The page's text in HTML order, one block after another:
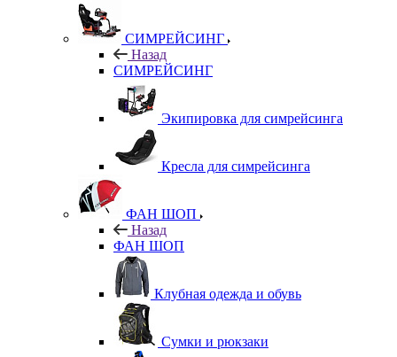
СИМРЕЙСИНГ
Назад
СИМРЕЙСИНГ
Экипировка для симрейсинга
Кресла для симрейсинга
ФАН ШОП
Назад
ФАН ШОП
Клубная одежда и обувь
Сумки и рюкзаки